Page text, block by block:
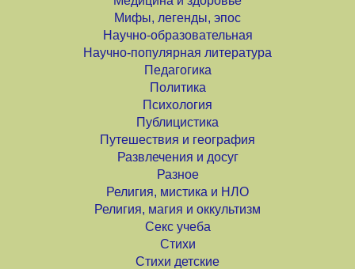
Мифы, легенды, эпос
Научно-образовательная
Научно-популярная литература
Педагогика
Политика
Психология
Публицистика
Путешествия и география
Развлечения и досуг
Разное
Религия, мистика и НЛО
Религия, магия и оккультизм
Секс учеба
Стихи
Стихи детские